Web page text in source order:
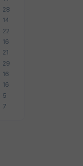
28
14
22
16
21
29
16
16
5
7